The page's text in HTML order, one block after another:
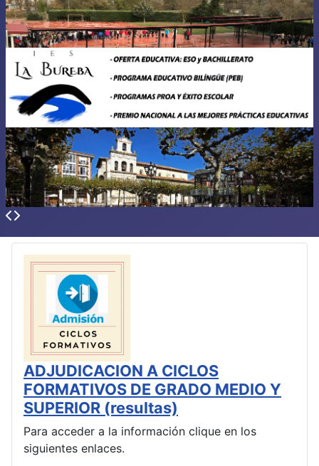
ADJUDICACION A CICLOS
FORMATIVOS DE GRADO MEDIO Y
SUPERIOR (resultas)
Para acceder a la información clique en los
siguientes enlaces.